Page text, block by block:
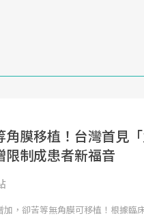
角膜移植！台灣首見
限制成患者新福音
加，卻苦等無角膜可移植！根據臨
面對超高齡社會
向「健康照護」
2025年，就到良
康新生活」，從